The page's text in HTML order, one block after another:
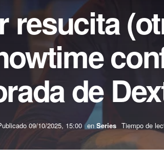
resucita
de
09/10/2025, 15:00 en Series Tiempo de